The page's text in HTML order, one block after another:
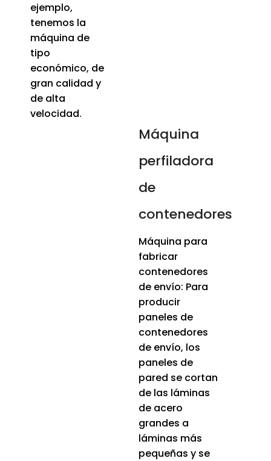
ejemplo,
tenemos la
máquina de
tipo
económico, de
gran calidad y
de alta
velocidad.
Máquina
perfiladora
de
contenedores
Máquina para
fabricar
contenedores
de envío: Para
producir
paneles de
contenedores
de envío, los
paneles de
pared se cortan
de las láminas
de acero
grandes a
láminas más
pequeñas y se